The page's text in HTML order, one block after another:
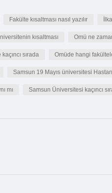
Fakülte kısaltması nasıl yazılır
kısaltması Omü ne
sırada Omüde hangi
Samsun 19 Mayıs üniversitesi
mı Samsun Üniversitesi kaçıncı